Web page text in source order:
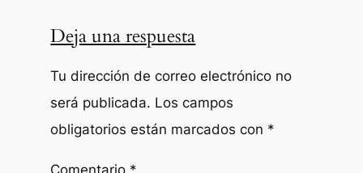
Deja una respuesta
Tu dirección de correo electrónico no
será publicada. Los campos
obligatorios están marcados con *